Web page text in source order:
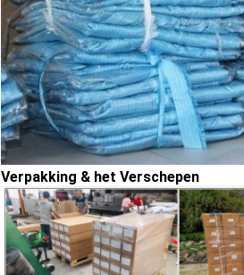
Verpakking & het Verschepen